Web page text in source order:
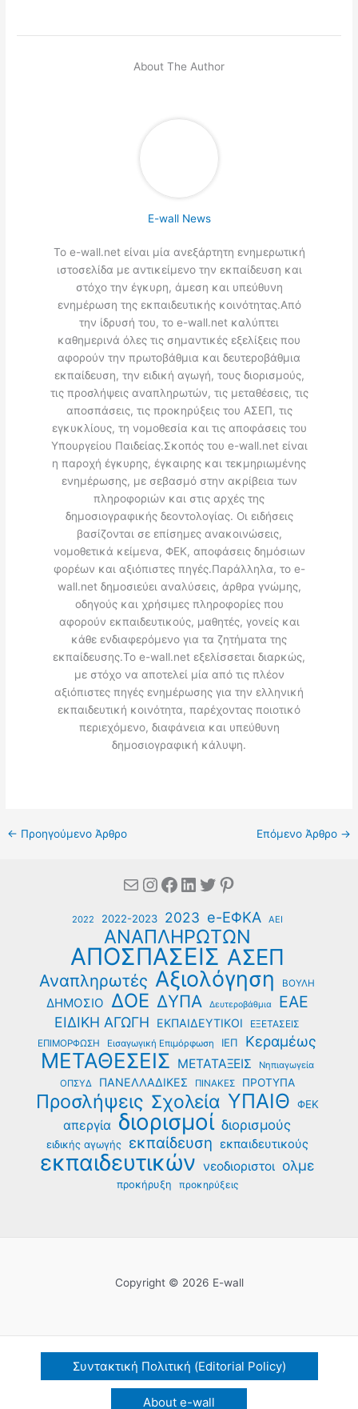
About The Author
E-wall News
Το e-wall.net είναι μία ανεξάρτητη ενημερωτική
ιστοσελίδα με αντικείμενο την εκπαίδευση και
στόχο την έγκυρη, άμεση και υπεύθυνη
ενημέρωση της εκπαιδευτικής κοινότητας.Από
την ίδρυσή του, το e-wall.net καλύπτει
καθημερινά όλες τις σημαντικές εξελίξεις που
αφορούν την πρωτοβάθμια και δευτεροβάθμια
εκπαίδευση, την ειδική αγωγή, τους διορισμούς,
τις προσλήψεις αναπληρωτών, τις μεταθέσεις, τις
αποσπάσεις, τις προκηρύξεις του ΑΣΕΠ, τις
εγκυκλίους, τη νομοθεσία και τις αποφάσεις του
Υπουργείου Παιδείας.Σκοπός του e-wall.net είναι
η παροχή έγκυρης, έγκαιρης και τεκμηριωμένης
ενημέρωσης, με σεβασμό στην ακρίβεια των
πληροφοριών και στις αρχές της
δημοσιογραφικής δεοντολογίας. Οι ειδήσεις
βασίζονται σε επίσημες ανακοινώσεις,
νομοθετικά κείμενα, ΦΕΚ, αποφάσεις δημόσιων
φορέων και αξιόπιστες πηγές.Παράλληλα, το e-
wall.net δημοσιεύει αναλύσεις, άρθρα γνώμης,
οδηγούς και χρήσιμες πληροφορίες που
αφορούν εκπαιδευτικούς, μαθητές, γονείς και
κάθε ενδιαφερόμενο για τα ζητήματα της
εκπαίδευσης.Το e-wall.net εξελίσσεται διαρκώς,
με στόχο να αποτελεί μία από τις πλέον
αξιόπιστες πηγές ενημέρωσης για την ελληνική
εκπαιδευτική κοινότητα, παρέχοντας ποιοτικό
περιεχόμενο, διαφάνεια και υπεύθυνη
δημοσιογραφική κάλυψη.
← Προηγούμενο Άρθρο Επόμενο Άρθρο →
MailInstagram
Facebook
Linkedin
Twitter
Pinterest
2022 2022-2023 2023 e-ΕΦΚΑ ΑΕΙ
ΑΝΑΠΛΗΡΩΤΩΝ
ΑΠΟΣΠΑΣΕΙΣ ΑΣΕΠ
Αναπληρωτές Αξιολόγηση ΒΟΥΛΗ
ΔΗΜΟΣΙΟ ΔΟΕ ΔΥΠΑ Δευτεροβάθμια ΕΑΕ
ΕΙΔΙΚΗ ΑΓΩΓΗ ΕΚΠΑΙΔΕΥΤΙΚΟΙ ΕΞΕΤΑΣΕΙΣ
ΕΠΙΜΟΡΦΩΣΗ Εισαγωγική Επιμόρφωση ΙΕΠ Κεραμέως
ΜΕΤΑΘΕΣΕΙΣ ΜΕΤΑΤΑΞΕΙΣ
Νηπιαγωγεία
ΟΠΣΥΔ
ΠΑΝΕΛΛΑΔΙΚΕΣ ΠΙΝΑΚΕΣ ΠΡΟΤΥΠΑ
Προσλήψεις Σχολεία ΥΠΑΙΘ ΦΕΚ
απεργία διορισμοί διορισμούς
ειδικής αγωγής εκπαίδευση εκπαιδευτικούς
εκπαιδευτικών νεοδιοριστοι ολμε
προκήρυξη προκηρύξεις
Copyright © 2026 E-wall
Συντακτική Πολιτική (Editorial Policy)
About e-wall